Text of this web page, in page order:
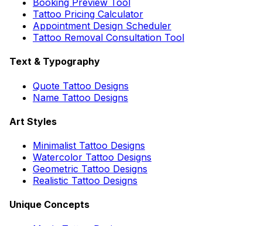
Booking Preview Tool
Tattoo Pricing Calculator
Appointment Design Scheduler
Tattoo Removal Consultation Tool
Text & Typography
Quote Tattoo Designs
Name Tattoo Designs
Art Styles
Minimalist Tattoo Designs
Watercolor Tattoo Designs
Geometric Tattoo Designs
Realistic Tattoo Designs
Unique Concepts